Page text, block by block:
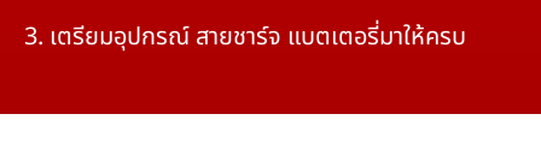
3. เตรียมอุปกรณ์ สายชาร์จ แบตเตอรี่มาให้ครบ